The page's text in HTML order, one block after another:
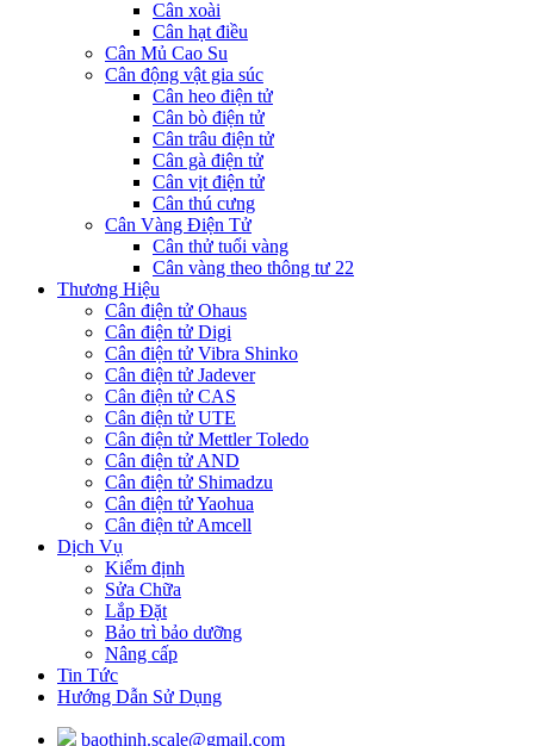
Cân xoài
Cân hạt điều
Cân Mủ Cao Su
Cân động vật gia súc
Cân heo điện tử
Cân bò điện tử
Cân trâu điện tử
Cân gà điện tử
Cân vịt điện tử
Cân thú cưng
Cân Vàng Điện Tử
Cân thử tuổi vàng
Cân vàng theo thông tư 22
Thương Hiệu
Cân điện tử Ohaus
Cân điện tử Digi
Cân điện tử Vibra Shinko
Cân điện tử Jadever
Cân điện tử CAS
Cân điện tử UTE
Cân điện tử Mettler Toledo
Cân điện tử AND
Cân điện tử Shimadzu
Cân điện tử Yaohua
Cân điện tử Amcell
Dịch Vụ
Kiểm định
Sửa Chữa
Lắp Đặt
Bảo trì bảo dưỡng
Nâng cấp
Tin Tức
Hướng Dẫn Sử Dụng
baothinh.scale@gmail.com